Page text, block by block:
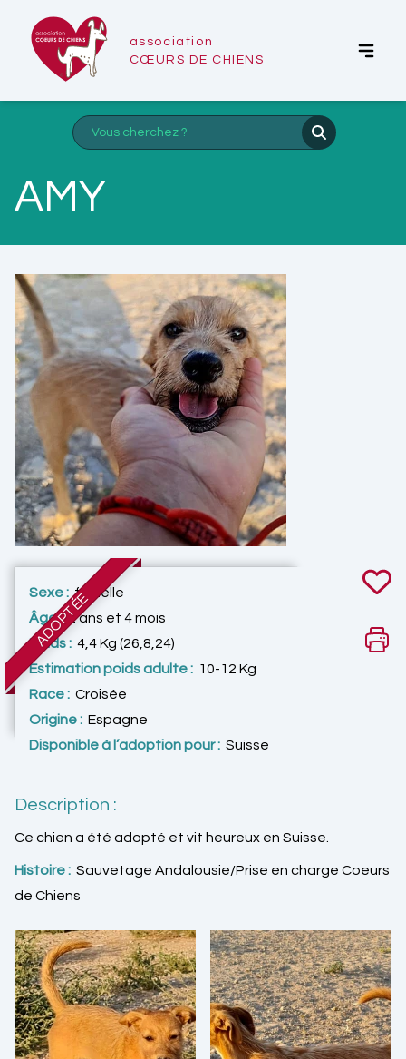
association
CŒURS DE CHIENS
AMY
ADOPTÉE
Sexe : femelle
Âge :2 ans et 4 mois
Poids : 4,4 Kg (26,8,24)
Estimation poids adulte : 10-12 Kg
Race : Croisée
Origine : Espagne
Disponible à l’adoption pour : Suisse
Description :
Ce chien a été adopté et vit heureux en Suisse.
Histoire : Sauvetage Andalousie/Prise en charge Coeurs
de Chiens